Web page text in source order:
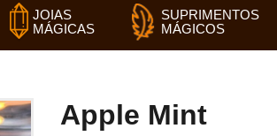
JOIAS
MÁGICAS
SUPRIMENTOS
MÁGICOS
Apple Mint